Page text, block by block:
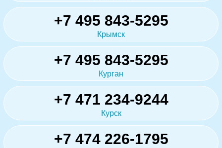
+7 495 843-5295
Крымск
+7 495 843-5295
Курган
+7 471 234-9244
Курск
+7 474 226-1795